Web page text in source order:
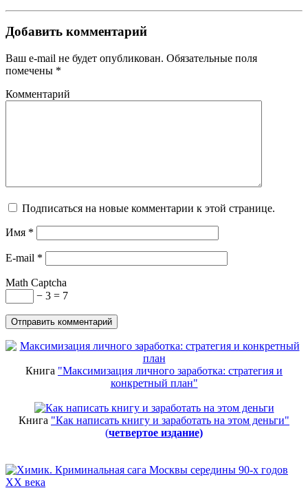
Добавить комментарий
Ваш e-mail не будет опубликован. Обязательные поля
помечены *
Комментарий
Подписаться на новые комментарии к этой странице.
Имя *
E-mail *
Math Captcha
− 3 = 7
Книга "Максимизация личного заработка: стратегия и
конкретный план"
Книга "Как написать книгу и заработать на этом деньги"
(четвертое издание)